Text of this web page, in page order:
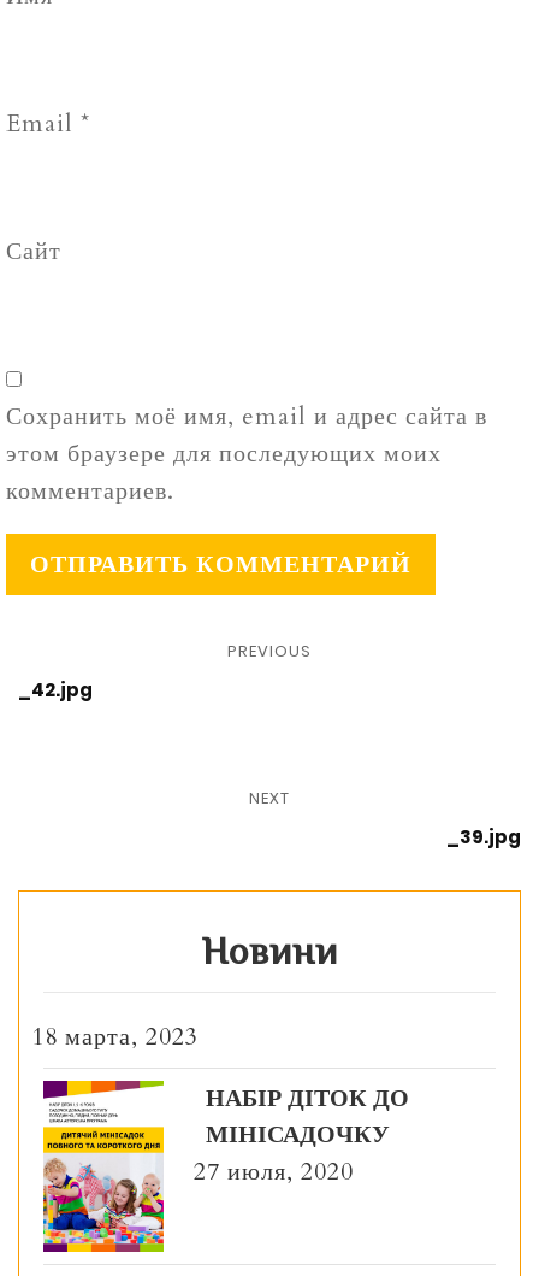
Email *
Сайт
Сохранить моё имя, email и адрес сайта в
этом браузере для последующих моих
комментариев.
PREVIOUS
_42.jpg
NEXT
_39.jpg
Новини
18 марта, 2023
НАБІР ДІТОК ДО
МІНІСАДОЧКУ
27 июля, 2020